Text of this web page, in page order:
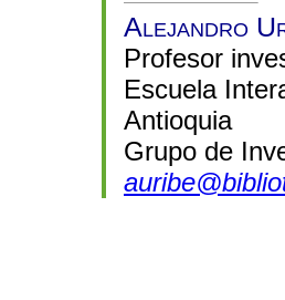
Alejandro
Profesor
Escuela
Antioquia
Grupo de